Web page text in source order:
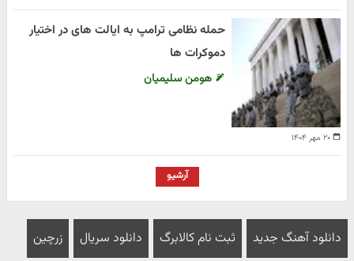
۲۰ مهر ۱۴۰۴
حمله نظامی ترامپ به ایالت های در اختیار
دموکرات ها
هومن سلیمیان
آرشیو
دانلود آهنگ جدید ثبت نام کالابرگ دانلود سریال زرچین